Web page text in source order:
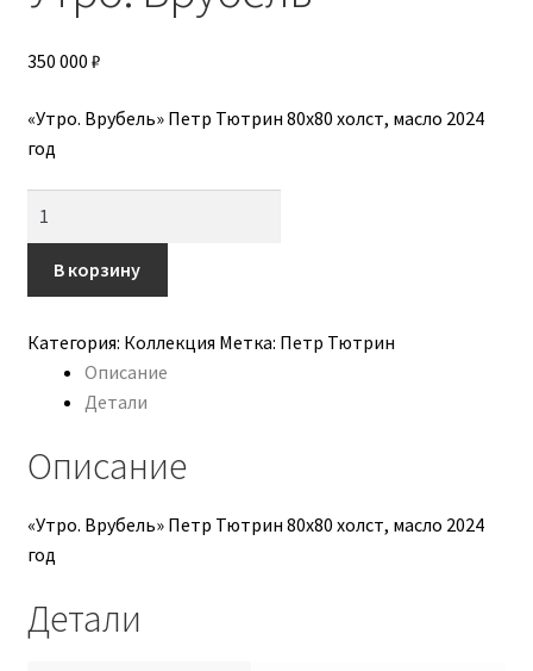
Алена Бога
Анастасия Трапезникова
Бородавченко Катерина
Воронцова Надежда
Екатерина Талдаева
Ефанова Анна
350 000 ₽
«Утро. Врубель» Петр Тютрин 80х80 холст, масло 2024
год
Утро.
Врубель
В корзину
Категория: Коллекция Метка: Петр Тютрин
Описание
Детали
Описание
«Утро. Врубель» Петр Тютрин 80х80 холст, масло 2024
год
Детали